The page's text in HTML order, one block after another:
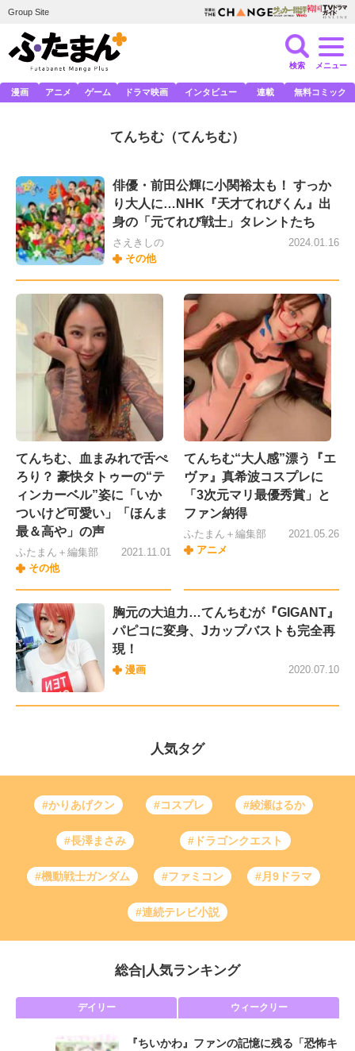
Group Site
検索 メニュー
漫画 アニメ ゲーム ドラマ映画 インタビュー 連載 無料コミック
てんちむ （てんちむ）
俳優・前田公輝に小関裕太も！ すっか
り大人に…NHK『天才てれびくん』出
身の「元てれび戦士」タレントたち
さえきしの
その他
2024.01.16
てんちむ、血まみれで舌ぺ
ろり？ 豪快タトゥーの“テ
ィンカーベル”姿に「いか
ついけど可愛い」「ほんま
最＆高や」の声
ふたまん＋編集部
その他
2021.11.01
てんちむ“大人感”漂う『エ
ヴァ』真希波コスプレに
「3次元マリ最優秀賞」と
ファン納得
ふたまん＋編集部
アニメ
2021.05.26
胸元の大迫力…てんちむが『GIGANT』
パピコに変身、Jカップバストも完全再
現！
漫画 2020.07.10
人気タグ
#かりあげクン #コスプレ #綾瀬はるか
#長澤まさみ #ドラゴンクエスト
#機動戦士ガンダム #ファミコン #月9ドラマ
#連続テレビ小説
総合 人気ランキング
デイリー ウィークリー
『ちいかわ』ファンの記憶に残る「恐怖キ